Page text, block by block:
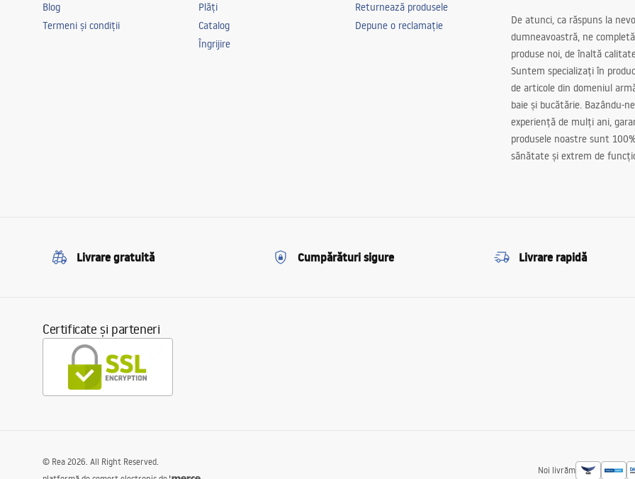
Blog
Termeni și condiții
Plăți
Catalog
Îngrijire
Returnează produsele
Depune o reclamație
De atunci, ca răspuns la
dumneavoastră, ne
produse noi, de înaltă
Suntem specializați în
de articole din domeniul
baie și bucătărie. Bazându-
experiență de mulți ani,
produsele noastre sunt
sănătate și extrem de
Livrare gratuită Cumpărături sigure Livrare rapidă
Certificate și parteneri
Noi livrăm
© Rea 2026. All Right Reserved.